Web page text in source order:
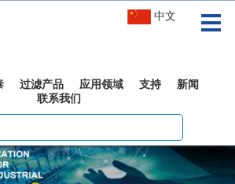
中文
过滤产品 应用领域 支持
新闻
联系我们